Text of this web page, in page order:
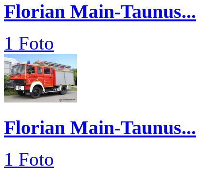
Florian Main-Taunus...
1 Foto
Florian Main-Taunus...
1 Foto